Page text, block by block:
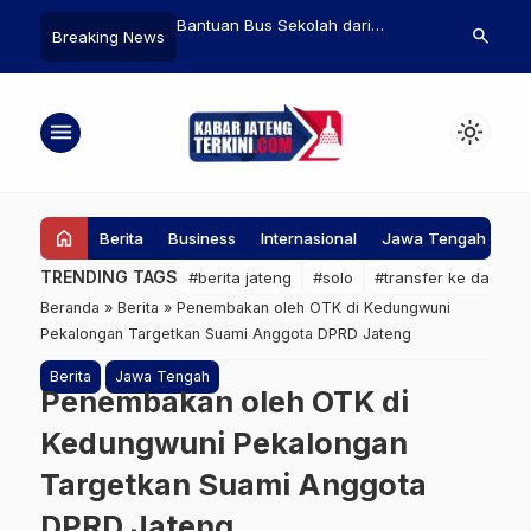
Breaking News
Bantuan Bus Sekolah dari
Kemenhub Bakal Beroperasi di
Wilayah Sulang-Gunem Rembang
Langkah Mencadangkan dan
Lama ke Ponsel Baru
search
menu light_mode
home Berita Business Internasional Jawa Tengah
TRENDING TAGS #berita jateng #solo #transfer ke daerah
Beranda » Berita » Penembakan oleh OTK di Kedungwuni
Pekalongan Targetkan Suami Anggota DPRD Jateng
Berita Jawa Tengah
Penembakan oleh OTK di
Kedungwuni Pekalongan
Targetkan Suami Anggota